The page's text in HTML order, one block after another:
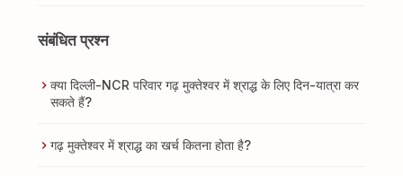
संबंधित प्रश्न
क्या दिल्ली-NCR परिवार गढ़ मुक्तेश्वर में श्राद्ध के लिए दिन-यात्रा कर
सकते हैं?
गढ़ मुक्तेश्वर में श्राद्ध का खर्च कितना होता है?